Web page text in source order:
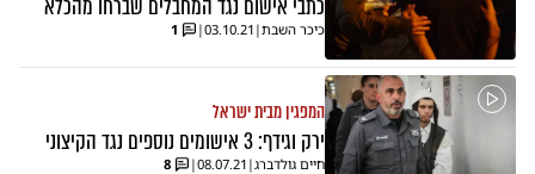
כתבי אישום נגד המחבלים שברחו מהכלא
כיכר השבת|
03.10.21
|
1
המפגין מבית ישראל
ירק וגידף: 3 אישומים נוספים נגד הקיצוני
חיים גולדברג|
08.07.21
|
8